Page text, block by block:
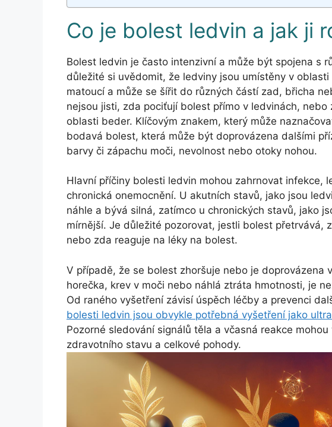
Co je bolest ledvin a jak ji
Bolest ledvin je často intenzivní a může být spojena s
důležité si uvědomit, že ledviny jsou umístěny v
matoucí a může se šířit do různých částí zad, břicha
nejsou jisti, zda pociťují bolest přímo v ledvinách,
oblasti beder. Klíčovým znakem, který může
bodavá bolest, která může být doprovázena dalšími
barvy či zápachu moči, nevolnost nebo otoky nohou.
Hlavní příčiny bolesti ledvin mohou zahrnovat infekce,
chronická onemocnění. U akutních stavů, jako jsou
náhle a bývá silná, zatímco u chronických stavů, jako
mírnější. Je důležité pozorovat, jestli bolest přetrvává,
nebo zda reaguje na léky na bolest.
V případě, že se bolest zhoršuje nebo je doprovázena
horečka, krev v moči nebo náhlá ztráta hmotnosti, je
Od raného vyšetření závisí úspěch léčby a prevenci
bolesti ledvin jsou obvykle potřebná vyšetření jako
Pozorné sledování signálů těla a včasná reakce
zdravotního stavu a celkové pohody.